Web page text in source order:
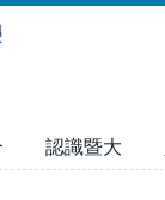
認識暨大